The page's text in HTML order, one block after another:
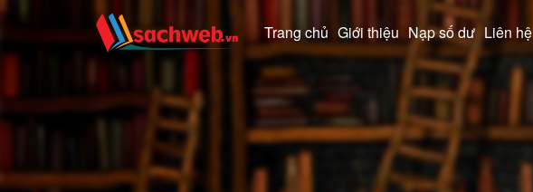
Trang chủ Giới thiệu Nạp số dư Liên hệ